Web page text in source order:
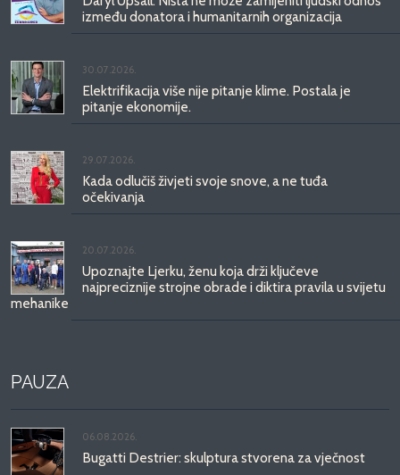
između donatora i humanitarnih organizacija
30.07.2026.
Elektrifikacija više nije pitanje klime. Postala je
pitanje ekonomije.
29.07.2026.
Kada odlučiš živjeti svoje snove, a ne tuđa
očekivanja
20.07.2026.
Upoznajte Ljerku, ženu koja drži ključeve
najpreciznije strojne obrade i diktira pravila u svijetu
mehanike
PAUZA
06.08.2026.
Bugatti Destrier: skulptura stvorena za vječnost